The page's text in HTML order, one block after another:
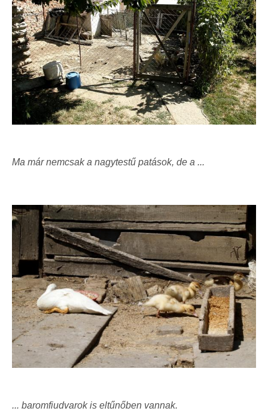
Ma már nemcsak a nagytestű patások, de a ...
... baromfiudvarok is eltűnőben vannak.